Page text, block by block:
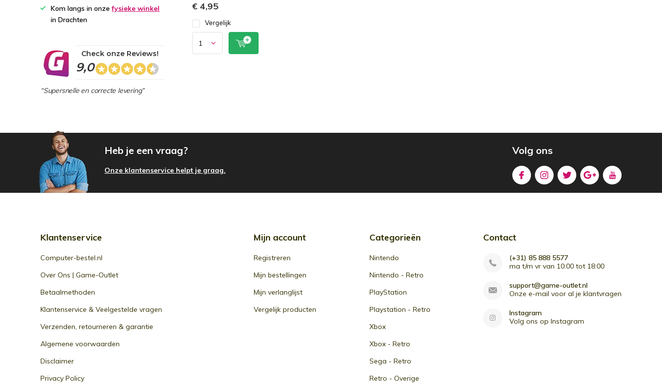
€ 4,95
Vergelijk
Kom langs in onzefysieke winkel
in Drachten
9,0
Check onze Reviews!
“Supersnelle en correcte levering”
Heb je een vraag?
Onze klantenservice helpt je graag.
Volg ons
Klantenservice
Computer-bestel.nl
Over Ons | Game-Outlet
Betaalmethoden
Klantenservice & Veelgestelde vragen
Verzenden, retourneren & garantie
Algemene voorwaarden
Disclaimer
Privacy Policy
Mijn account
Registreren
Mijn bestellingen
Mijn verlanglijst
Vergelijk producten
Categorieën
Nintendo
Nintendo - Retro
PlayStation
Playstation - Retro
Xbox
Xbox - Retro
Sega - Retro
Retro - Overige
Contact
(+31) 85 888 5577
ma t/m vr van 10:00 tot 18:00
support@game-outlet.nl
Onze e-mail voor al je klantvragen
Instagram
Volg ons op Instagram